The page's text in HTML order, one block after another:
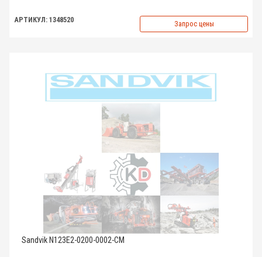
АРТИКУЛ: 1348520 Запрос цены
Sandvik N123E2-0200-0002-CM